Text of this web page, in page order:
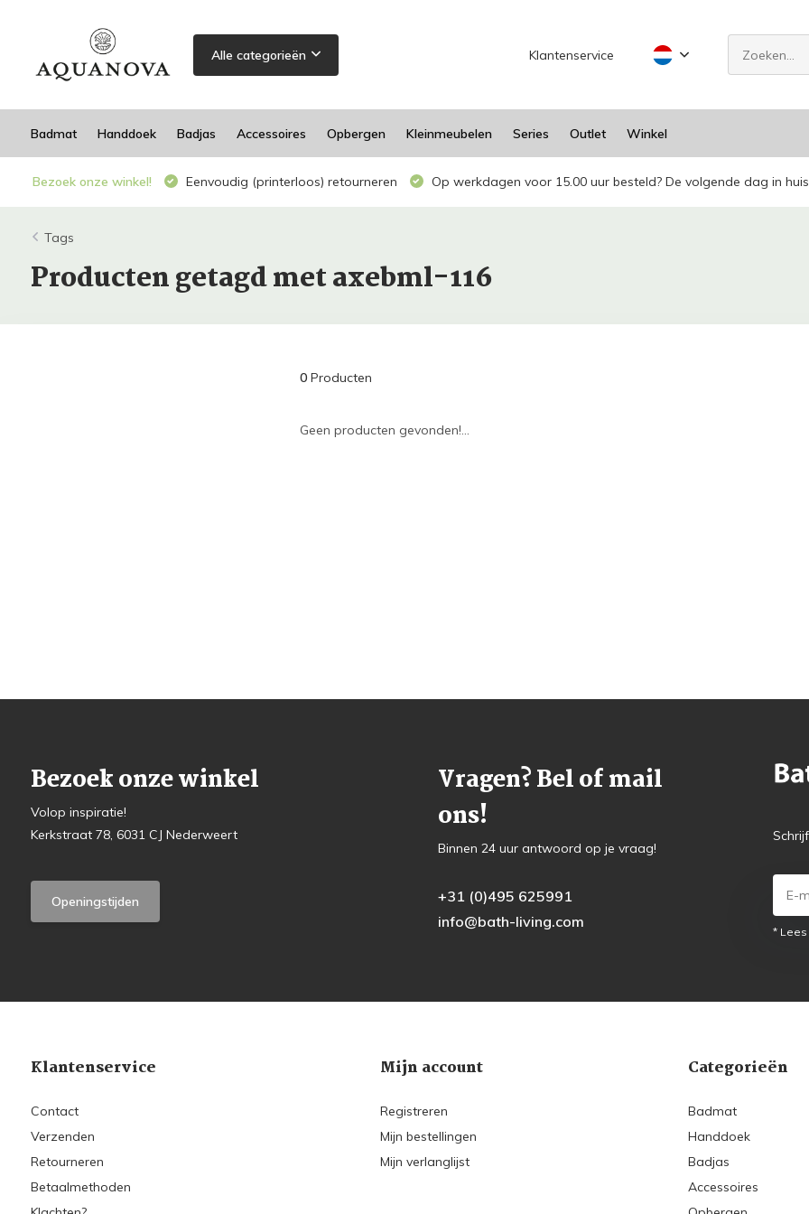
Alle categorieën Klantenservice
Badmat Handdoek Badjas Accessoires Opbergen Kleinmeubelen Series Outlet Winkel
Bezoek onze winkel! Eenvoudig (printerloos) retourneren Op werkdagen voor 15.00 uur besteld? De volgende dag in
Tags
Producten getagd met axebml-116
0Producten
Geen producten gevonden!...
Bezoek onze winkel
Volop inspiratie!
Kerkstraat 78, 6031 CJ Nederweert
Openingstijden
Vragen? Bel of mail
ons!
Binnen 24 uur antwoord op je vraag!
+31 (0)495 625991
info@bath-living.com
*
Klantenservice
Contact
Verzenden
Retourneren
Betaalmethoden
Mijn account
Registreren
Mijn bestellingen
Mijn verlanglijst
Categorieën
Badmat
Handdoek
Badjas
Accessoires